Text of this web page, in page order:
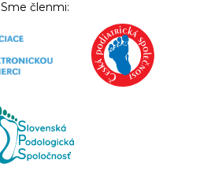
Sme členmi: